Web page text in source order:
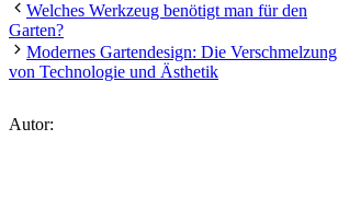
Welches Werkzeug benötigt man für den
Garten?
Modernes Gartendesign: Die Verschmelzung
von Technologie und Ästhetik
Autor: